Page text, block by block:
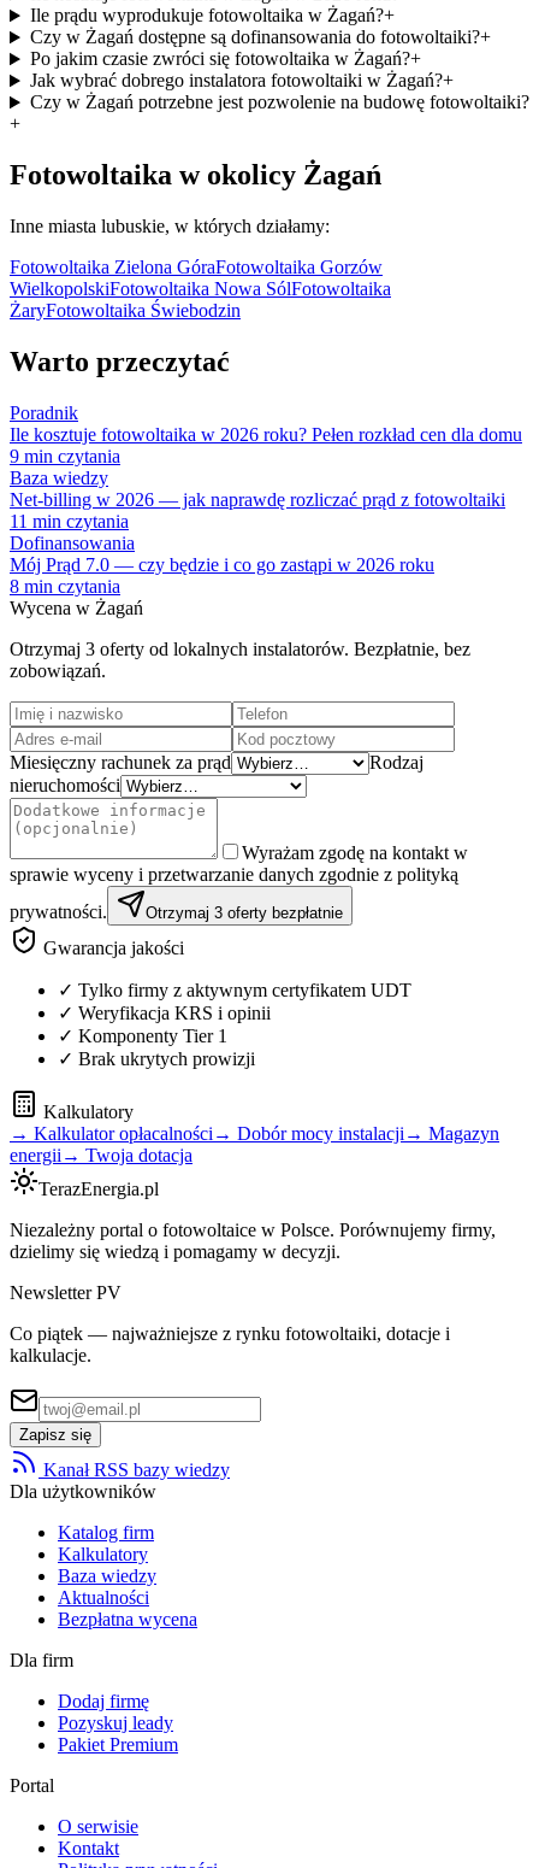
Ile prądu wyprodukuje fotowoltaika w Żagań?+
Czy w Żagań dostępne są dofinansowania do fotowoltaiki?+
Po jakim czasie zwróci się fotowoltaika w Żagań?+
Jak wybrać dobrego instalatora fotowoltaiki w Żagań?+
Czy w Żagań potrzebne jest pozwolenie na budowę fotowoltaiki?
+
Fotowoltaika w okolicy Żagań
Inne miasta lubuskie, w których działamy:
Fotowoltaika Zielona GóraFotowoltaika Gorzów
WielkopolskiFotowoltaika Nowa SólFotowoltaika
ŻaryFotowoltaika Świebodzin
Warto przeczytać
Poradnik
Ile kosztuje fotowoltaika w 2026 roku? Pełen rozkład cen dla domu
9 min czytania
Baza wiedzy
Net-billing w 2026 — jak naprawdę rozliczać prąd z fotowoltaiki
11 min czytania
Dofinansowania
Mój Prąd 7.0 — czy będzie i co go zastąpi w 2026 roku
8 min czytania
Wycena w Żagań
Otrzymaj 3 oferty od lokalnych instalatorów. Bezpłatnie, bez
zobowiązań.
Miesięczny rachunek za prąd
Rodzaj
nieruchomości
Wyrażam zgodę na kontakt w
sprawie wyceny i przetwarzanie danych zgodnie z polityką
prywatności.
Otrzymaj 3 oferty bezpłatnie
Gwarancja jakości
✓ Tylko firmy z aktywnym certyfikatem UDT
✓ Weryfikacja KRS i opinii
✓ Komponenty Tier 1
✓ Brak ukrytych prowizji
Kalkulatory
→ Kalkulator opłacalności → Dobór mocy instalacji → Magazyn
energii → Twoja dotacja
TerazEnergia.pl
Niezależny portal o fotowoltaice w Polsce. Porównujemy firmy,
dzielimy się wiedzą i pomagamy w decyzji.
Newsletter PV
Co piątek — najważniejsze z rynku fotowoltaiki, dotacje i
kalkulacje.
Zapisz się
Kanał RSS bazy wiedzy
Dla użytkowników
Katalog firm
Kalkulatory
Baza wiedzy
Aktualności
Bezpłatna wycena
Dla firm
Dodaj firmę
Pozyskuj leady
Pakiet Premium
Portal
O serwisie
Kontakt